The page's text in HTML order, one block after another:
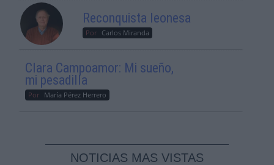
Reconquista leonesa
Por Carlos Miranda
Clara Campoamor: Mi sueño,
mi pesadilla
Por María Pérez Herrero
NOTICIAS MAS VISTAS